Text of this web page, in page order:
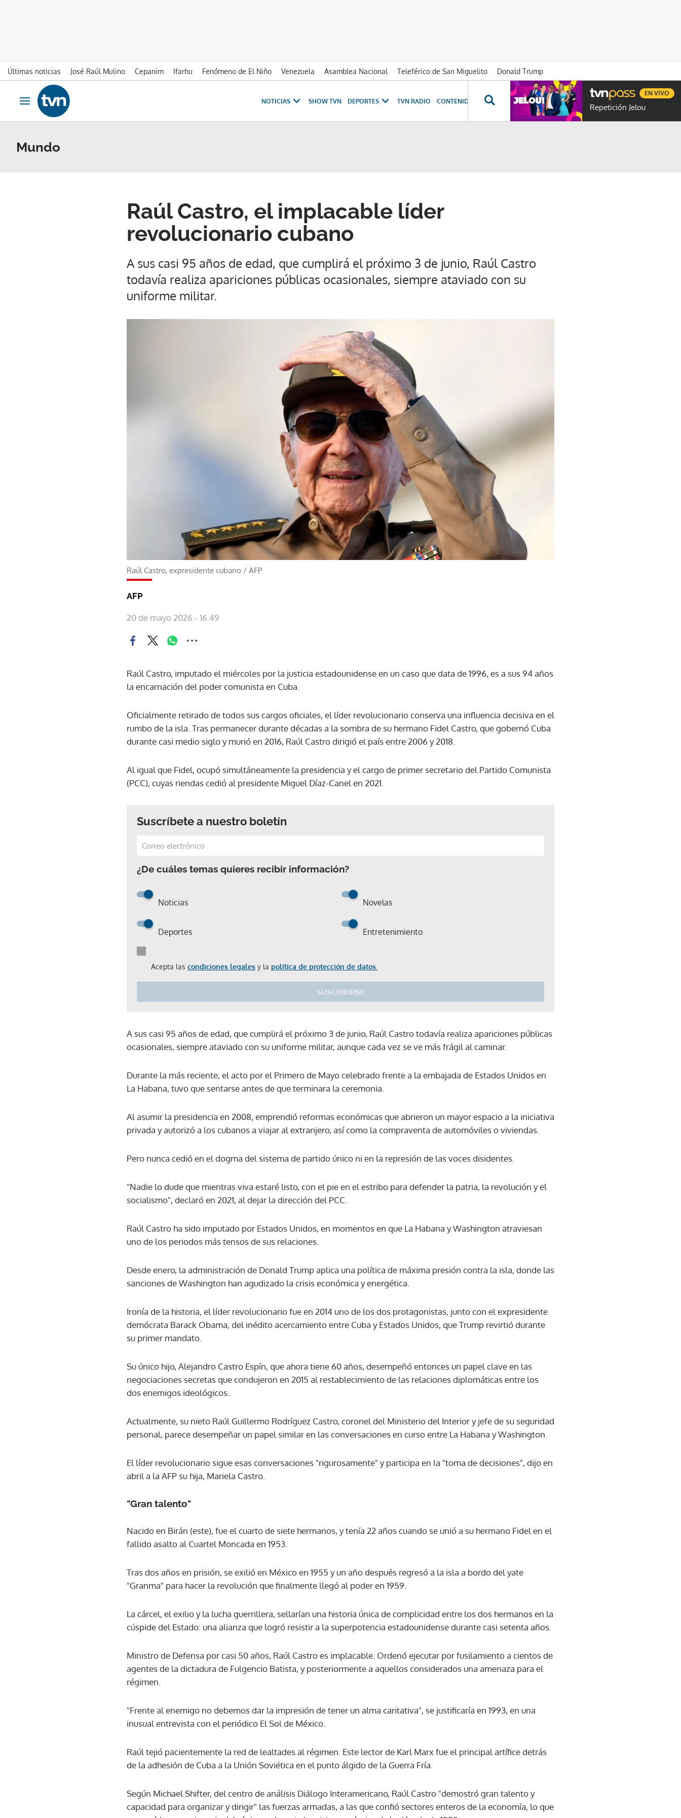
Últimas noticias José Raúl Mulino Cepanim Ifarhu Fenómeno de El Niño Venezuela Asamblea Nacional Teleférico de San Miguelito
Donald Trump
Ir al contenido
Obrir navegació
NOTICIAS SHOW TVN DEPORTES TVN RADIO CONTENIDOS ESPECIALES NOVELAS PROGRAMAS GENTE TVN
Repetición Jelou
EN VIVO
Mundo
Raúl Castro, el implacable líder
revolucionario cubano
A sus casi 95 años de edad, que cumplirá el próximo 3 de junio, Raúl Castro
todavía realiza apariciones públicas ocasionales, siempre ataviado con su
uniforme militar.
Raúl Castro, expresidente cubano / AFP
AFP
20 de mayo 2026 - 16:49
Raúl Castro, imputado el miércoles por la justicia estadounidense en un caso que data de 1996, es a sus 94 años
la encarnación del poder comunista en Cuba.
Oficialmente retirado de todos sus cargos oficiales, el líder revolucionario conserva una influencia decisiva en el
rumbo de la isla. Tras permanecer durante décadas a la sombra de su hermano Fidel Castro, que gobernó Cuba
durante casi medio siglo y murió en 2016, Raúl Castro dirigió el país entre 2006 y 2018.
Al igual que Fidel, ocupó simultáneamente la presidencia y el cargo de primer secretario del Partido Comunista
(PCC), cuyas riendas cedió al presidente Miguel Díaz-Canel en 2021.
Suscríbete a nuestro boletín
¿De cuáles temas quieres recibir información?
Noticias Novelas
Deportes Entretenimiento
Acepta las condiciones legales y la política de protección de datos.
SUSCRIBIRSE
Gracias por suscribirte a nuestro boletín.
ACEPTAR
A sus casi 95 años de edad, que cumplirá el próximo 3 de junio, Raúl Castro todavía realiza apariciones públicas
ocasionales, siempre ataviado con su uniforme militar, aunque cada vez se ve más frágil al caminar.
Durante la más reciente, el acto por el Primero de Mayo celebrado frente a la embajada de Estados Unidos en
La Habana, tuvo que sentarse antes de que terminara la ceremonia.
Al asumir la presidencia en 2008, emprendió reformas económicas que abrieron un mayor espacio a la iniciativa
privada y autorizó a los cubanos a viajar al extranjero, así como la compraventa de automóviles o viviendas.
Pero nunca cedió en el dogma del sistema de partido único ni en la represión de las voces disidentes.
"Nadie lo dude que mientras viva estaré listo, con el pie en el estribo para defender la patria, la revolución y el
socialismo", declaró en 2021, al dejar la dirección del PCC.
Raúl Castro ha sido imputado por Estados Unidos, en momentos en que La Habana y Washington atraviesan
uno de los periodos más tensos de sus relaciones.
Desde enero, la administración de Donald Trump aplica una política de máxima presión contra la isla, donde las
sanciones de Washington han agudizado la crisis económica y energética.
Ironía de la historia, el líder revolucionario fue en 2014 uno de los dos protagonistas, junto con el expresidente
demócrata Barack Obama, del inédito acercamiento entre Cuba y Estados Unidos, que Trump revirtió durante
su primer mandato.
Su único hijo, Alejandro Castro Espín, que ahora tiene 60 años, desempeñó entonces un papel clave en las
negociaciones secretas que condujeron en 2015 al restablecimiento de las relaciones diplomáticas entre los
dos enemigos ideológicos.
Actualmente, su nieto Raúl Guillermo Rodríguez Castro, coronel del Ministerio del Interior y jefe de su seguridad
personal, parece desempeñar un papel similar en las conversaciones en curso entre La Habana y Washington.
El líder revolucionario sigue esas conversaciones "rigurosamente" y participa en la "toma de decisiones", dijo en
abril a la AFP su hija, Mariela Castro.
"Gran talento"
Nacido en Birán (este), fue el cuarto de siete hermanos, y tenía 22 años cuando se unió a su hermano Fidel en el
fallido asalto al Cuartel Moncada en 1953.
Tras dos años en prisión, se exilió en México en 1955 y un año después regresó a la isla a bordo del yate
"Granma" para hacer la revolución que finalmente llegó al poder en 1959.
La cárcel, el exilio y la lucha guerrillera, sellarían una historia única de complicidad entre los dos hermanos en la
cúspide del Estado: una alianza que logró resistir a la superpotencia estadounidense durante casi setenta años.
Ministro de Defensa por casi 50 años, Raúl Castro es implacable. Ordenó ejecutar por fusilamiento a cientos de
agentes de la dictadura de Fulgencio Batista, y posteriormente a aquellos considerados una amenaza para el
régimen.
"Frente al enemigo no debemos dar la impresión de tener un alma caritativa", se justificaría en 1993, en una
inusual entrevista con el periódico El Sol de México.
Raúl tejió pacientemente la red de lealtades al régimen. Este lector de Karl Marx fue el principal artífice detrás
de la adhesión de Cuba a la Unión Soviética en el punto álgido de la Guerra Fría.
Según Michael Shifter, del centro de análisis Diálogo Interamericano, Raúl Castro "demostró gran talento y
capacidad para organizar y dirigir" las fuerzas armadas, a las que confió sectores enteros de la economía, lo que